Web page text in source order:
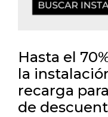
Hasta el
la
recarga
de